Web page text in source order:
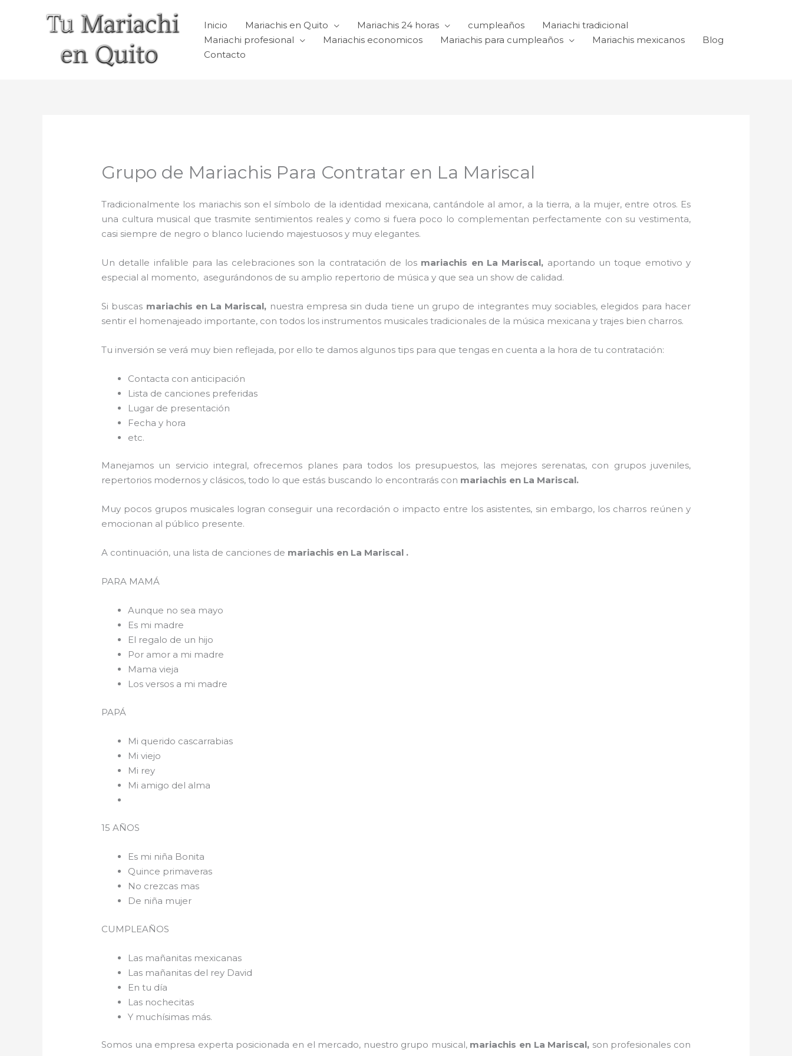
Inicio Mariachis en Quito Mariachis 24 horas cumpleaños
Mariachi tradicional
Mariachi profesional
Mariachis economicos Mariachis para cumpleaños Mariachis mexicanos
Blog
Contacto
Grupo de Mariachis Para Contratar en La Mariscal
Tradicionalmente los mariachis son el símbolo de la identidad mexicana, cantándole al amor, a la tierra, a la mujer, entre otros. Es
una cultura musical que trasmite sentimientos reales y como si fuera poco lo complementan perfectamente con su vestimenta,
casi siempre de negro o blanco luciendo majestuosos y muy elegantes.
Un detalle infalible para las celebraciones son la contratación de los mariachis en La Mariscal, aportando un toque emotivo y
especial al momento, asegurándonos de su amplio repertorio de música y que sea un show de calidad.
Si buscas mariachis en La Mariscal, nuestra empresa sin duda tiene un grupo de integrantes muy sociables, elegidos para hacer
sentir el homenajeado importante, con todos los instrumentos musicales tradicionales de la música mexicana y trajes bien charros.
Tu inversión se verá muy bien reflejada, por ello te damos algunos tips para que tengas en cuenta a la hora de tu contratación:
Contacta con anticipación
Lista de canciones preferidas
Lugar de presentación
Fecha y hora
etc.
Manejamos un servicio integral, ofrecemos planes para todos los presupuestos, las mejores serenatas, con grupos juveniles,
repertorios modernos y clásicos, todo lo que estás buscando lo encontrarás con mariachis en La Mariscal.
Muy pocos grupos musicales logran conseguir una recordación o impacto entre los asistentes, sin embargo, los charros reúnen y
emocionan al público presente.
A continuación, una lista de canciones de mariachis en La Mariscal .
PARA MAMÁ
Aunque no sea mayo
Es mi madre
El regalo de un hijo
Por amor a mi madre
Mama vieja
Los versos a mi madre
PAPÁ
Mi querido cascarrabias
Mi viejo
Mi rey
Mi amigo del alma
15 AÑOS
Es mi niña Bonita
Quince primaveras
No crezcas mas
De niña mujer
CUMPLEAÑOS
Las mañanitas mexicanas
Las mañanitas del rey David
En tu día
Las nochecitas
Y muchísimas más.
Somos una empresa experta posicionada en el mercado, nuestro grupo musical, mariachis en La Mariscal, son profesionales con